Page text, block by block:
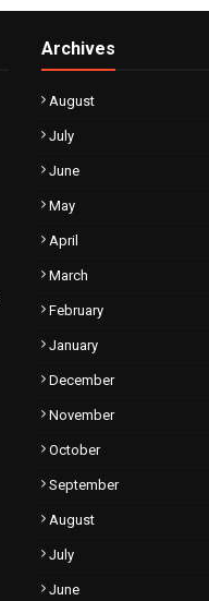
Archives
August
July
June
May
April
March
February
January
December
November
October
September
August
July
June